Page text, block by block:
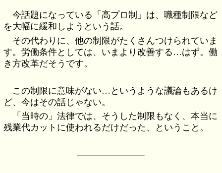
今話題になっている「高プロ制」は、職種制限など
を大幅に緩和しようという話。
その代わりに、他の制限がたくさんつけられていま
す。労働条件としては、いまより改善する…はず。働
き方改革だそうです。
この制限に意味がない…というような議論もあるけ
ど、今はその話じゃない。
「当時の」法律では、そうした制限もなく、本当に
残業代カットに使われるだけだった、ということ。